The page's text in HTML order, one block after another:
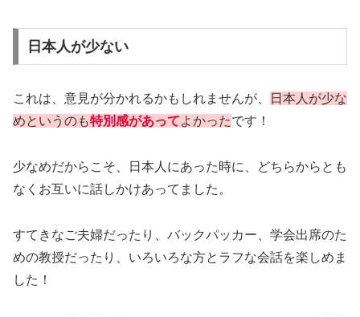
日本人が少ない
これは、意見が分かれるかもしれませんが、
日本人が少な
めというのも特別感があってよかったです！
少なめだからこそ、日本人にあった時に、どちらからとも
なくお互いに話しかけあってました。
すてきなご夫婦だったり、バックパッカー、学会出席のた
めの教授だったり、いろいろな方とラフな会話を楽しめま
した！